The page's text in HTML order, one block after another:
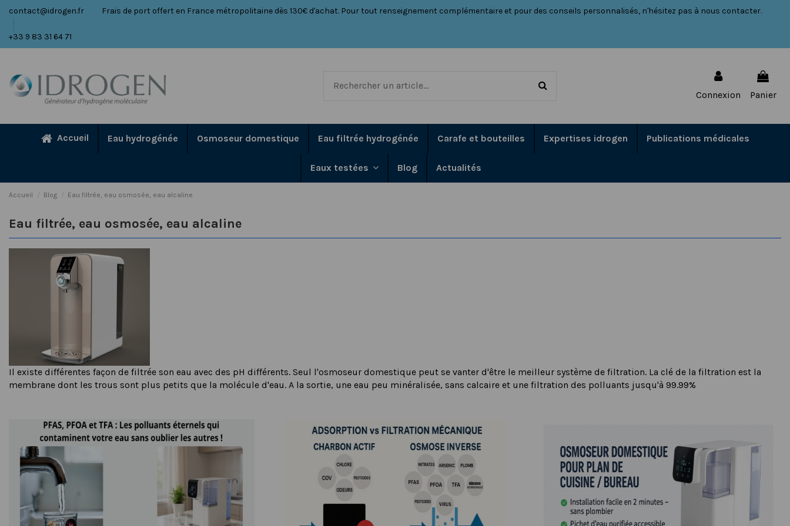
contact@idrogen.fr
+33 9 83 31 64 71
Frais de port offert en France métropolitaine dès 130€ d'achat. Pour tout renseignement complémentaire et pour des conseils personnalisés, n'hésitez pas à nous contacter.
Connexion Panier
Accueil Eau hydrogénée Osmoseur domestique Eau filtrée hydrogénée Carafe et bouteilles Expertises idrogen Publications médicales
Eaux testées Blog Actualités
Accueil Blog Eau filtrée, eau osmosée, eau alcaline
Eau filtrée, eau osmosée, eau alcaline
Il existe différentes façon de filtrée son eau avec des pH différents. Seul l'osmoseur domestique peut se vanter d'être le meilleur système de filtration. La clé de la filtration est la
membrane dont les trous sont plus petits que la molécule d'eau. A la sortie, une eau peu minéralisée, sans calcaire et une filtration des polluants jusqu'à 99.99%